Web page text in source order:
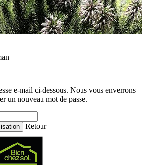
e-mail ci-dessous. Nous vous enverrons
un nouveau mot de passe.
Retour